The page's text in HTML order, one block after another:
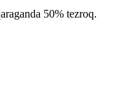
50% tezroq.